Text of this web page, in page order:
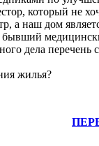
который не
а наш дом
медицинский
дела
жилья?